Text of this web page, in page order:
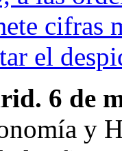
cifras
el
6 de
y